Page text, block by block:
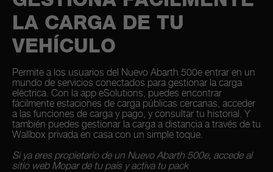
LA CARGA DE TU
VEHÍCULO
Permite a los usuarios del Nuevo Abarth 500e entrar en un
mundo de servicios conectados para gestionar la carga
eléctrica. Con la app eSolutions, puedes encontrar
fácilmente estaciones de carga públicas cercanas, acceder
a las funciones de carga y pago, y consultar tu historial. Y
también puedes gestionar la carga a distancia a través de tu
Wallbox privada en casa con un simple toque.
Si ya eres propietario de un Nuevo Abarth 500e, accede al
sitio web Mopar de tu país y activa tu pack